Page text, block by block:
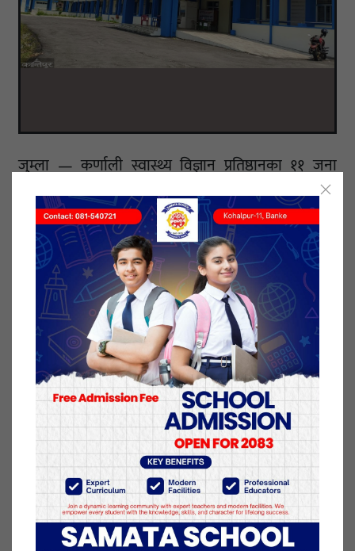
जुम्ला — कर्णाली स्वास्थ्य विज्ञान प्रतिष्ठानका ११ जना
स्वास्थ्यकर्मीसहित २४ जनामा कोरोना संक्रमण देखिएको छ ।
तिष्ठानको शिक्षण अस्पतालमा गरिएको पीसीआर परीक्षणका
क्रममा २४ जनामा कोरोना पुष्टि भएको हो ।
अस्पतालमा भर्ना भएका बिरामी र स्वास्थ्यकर्मीमा कोरोना
पोजिटिभ देखिएको प्रतिष्ठानका डा।अनुपमंगल समालले
जनाए । ‘परीक्षण गरिएका ५० मध्ये २४ जनामा कोरोना
देखिएको छ,’ उनले भने, ‘संक्रमण पुष्टि भएका सबैलाई
आइसोलेसनमा भर्ना गरेका छौं ।’ कान्तिपुर मा प्रकाशित
१५ आश्विन २०७७, बिहीबार प्रकाशित